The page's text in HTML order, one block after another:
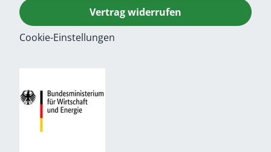
Vertrag widerrufen
Cookie-Einstellungen